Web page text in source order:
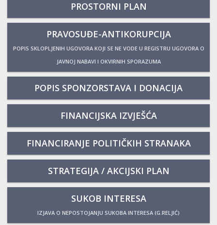
PROSTORNI PLAN
PRAVOSUĐE-ANTIKORUPCIJA
POPIS SKLOPLJENIH UGOVORA KOJI SE NE VODE U REGISTRU UGOVORA O
JAVNOJ NABAVI I OKVIRNIH SPORAZUMA
POPIS SPONZORSTAVA I DONACIJA
FINANCIJSKA IZVJEŠĆA
FINANCIRANJE POLITIČKIH STRANAKA
STRATEGIJA / AKCIJSKI PLAN
SUKOB INTERESA
IZJAVA O NEPOSTOJANJU SUKOBA INTERESA (G.RELJIĆ)